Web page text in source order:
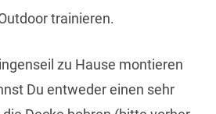
trainieren.
zu Hause montieren
Du entweder einen sehr